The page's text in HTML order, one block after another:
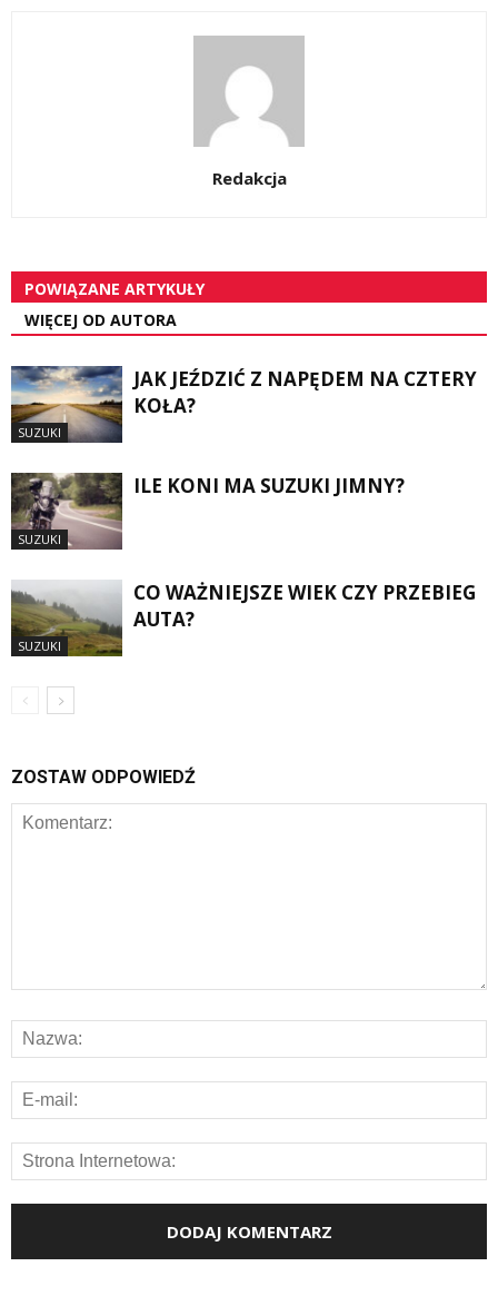
Redakcja
POWIĄZANE ARTYKUŁY
WIĘCEJ OD AUTORA
SUZUKI
JAK JEŹDZIĆ Z NAPĘDEM NA CZTERY
KOŁA?
SUZUKI
ILE KONI MA SUZUKI JIMNY?
SUZUKI
CO WAŻNIEJSZE WIEK CZY PRZEBIEG
AUTA?
ZOSTAW ODPOWIEDŹ